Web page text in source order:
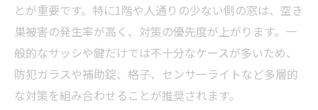
とが重要です。特に1階や人通りの少ない側の窓は、空き
巣被害の発生率が高く、対策の優先度が上がります。一
般的なサッシや鍵だけでは不十分なケースが多いため、
防犯ガラスや補助錠、格子、センサーライトなど多層的
な対策を組み合わせることが推奨されます。